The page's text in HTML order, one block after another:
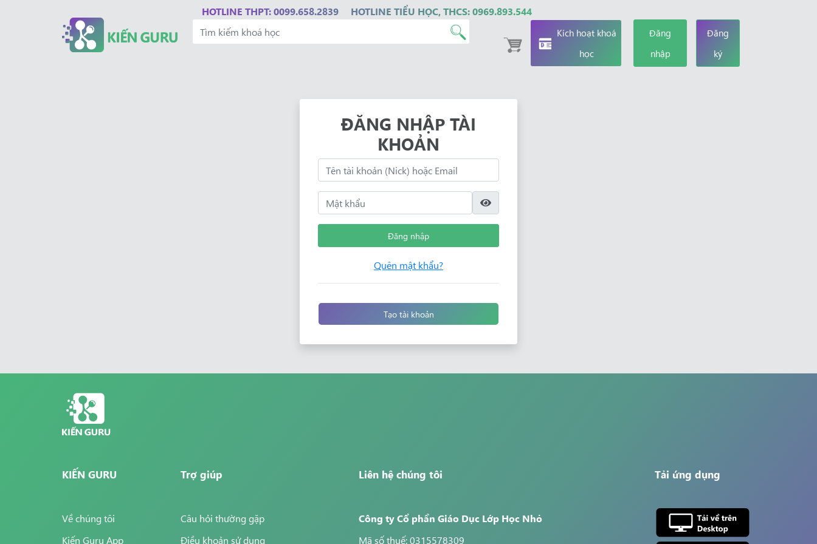
HOTLINE THPT: 0099.658.2839 HOTLINE TIỂU HỌC, THCS: 0969.893.544
Kích hoạt khoá
học
Đăng
nhập
Đăng
ký
ĐĂNG NHẬP TÀI
KHOẢN
Đăng nhập
Quên mật khẩu?
Tạo tài khoản
KIẾN GURU
Về chúng tôi
Kiến Guru App
Trợ giúp
Câu hỏi thường gặp
Điều khoản sử dụng
Liên hệ chúng tôi
Công ty Cổ phần Giáo Dục Lớp Học Nhỏ
Mã số thuế: 0315578309
Tải ứng dụng